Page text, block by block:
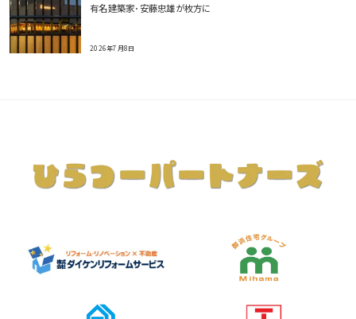
有名建築家･安藤忠雄が枚方に
2026年7月8日